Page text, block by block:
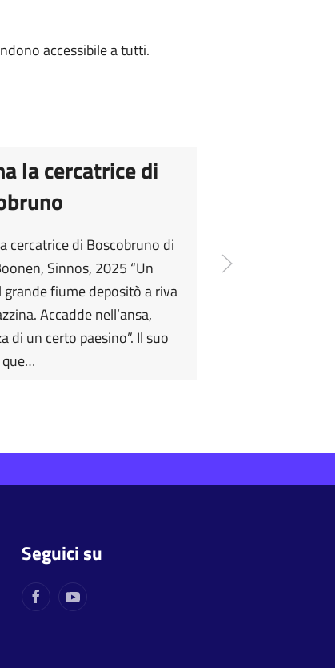
accessibile a tutti.
la cercatrice di
cercatrice di Boscobruno di
Sinnos, 2025 “Un
grande fiume depositò a riva
Accadde nell’ansa,
di un certo paesino”. Il suo
Seguici su